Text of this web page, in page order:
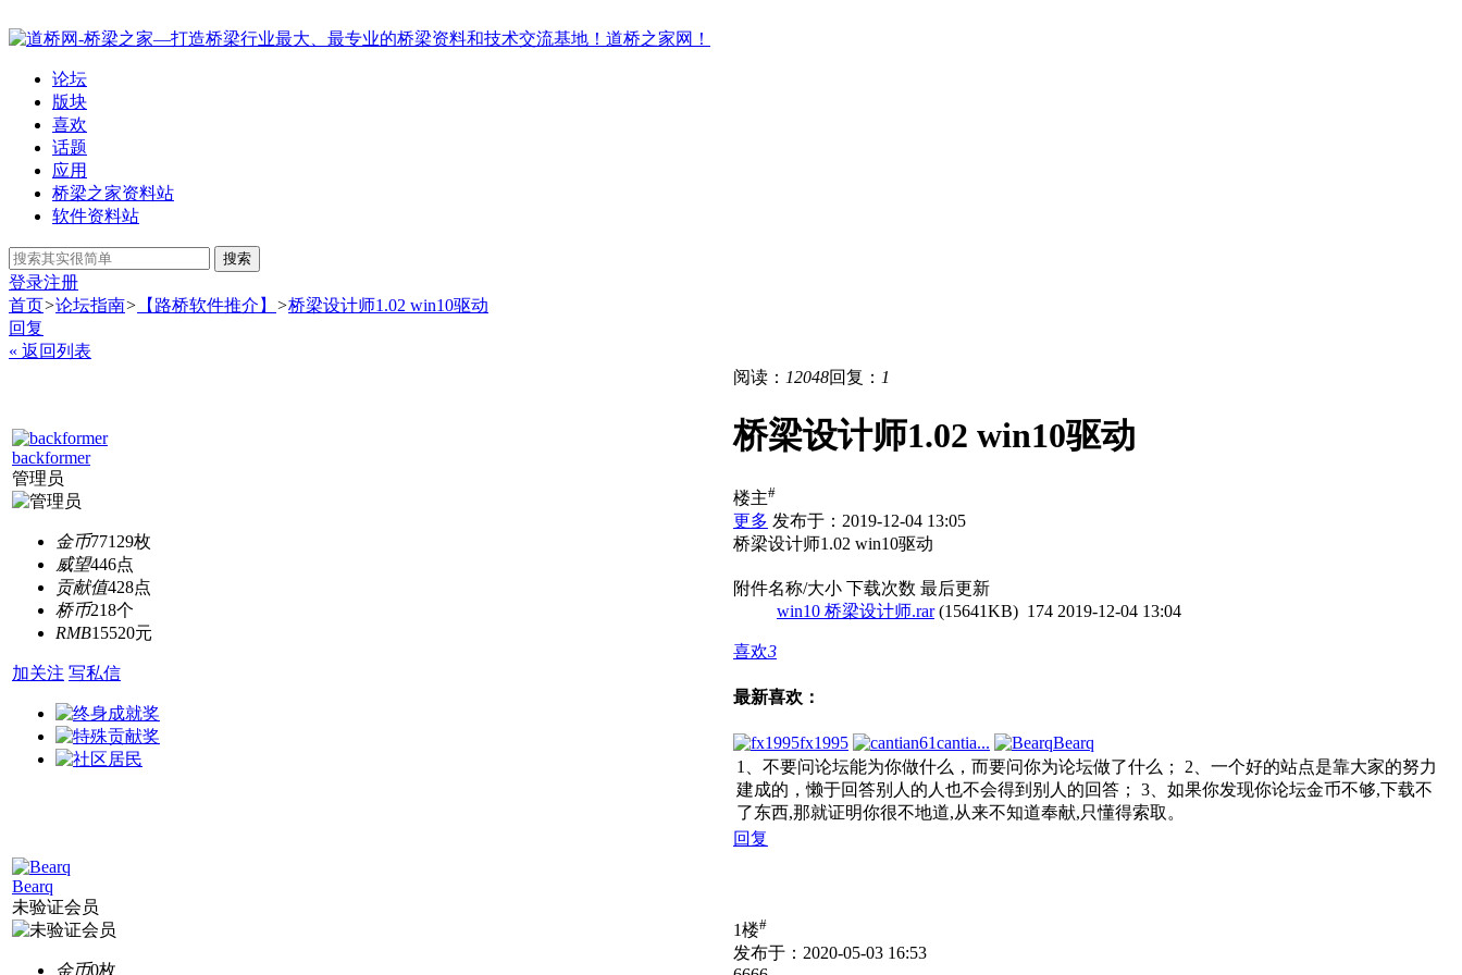
论坛
版块
喜欢
话题
应用
桥梁之家资料站
软件资料站
搜索
登录注册
首页>论坛指南> 【路桥软件推介】 >桥梁设计师1.02 win10驱动
回复
« 返回列表
backformer
管理员
金币77129枚
威望446点
贡献值428点
桥币218个
RMB15520元
加关注 写私信
阅读： 12048回复： 1
桥梁设计师1.02 win10驱动
楼主#
更多 发布于：2019-12-04 13:05
桥梁设计师1.02 win10驱动
附件名称/大小 下载次数 最后更新
win10 桥梁设计师.rar(15641KB) 174 2019-12-04 13:04
喜欢3
最新喜欢：
fx1995 cantia...
Bearq
1、不要问论坛能为你做什么，而要问你为论坛做了什么； 2、一个好的站点是靠大家的努力
建成的，懒于回答别人的人也不会得到别人的回答； 3、如果你发现你论坛金币不够,下载不
了东西,那就证明你很不地道,从来不知道奉献,只懂得索取。
回复
Bearq
未验证会员
金币0枚
1楼#
发布于：2020-05-03 16:53